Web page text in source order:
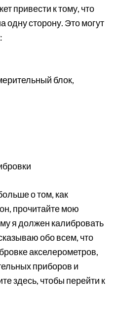
привести к тому, что
одну сторону. Это могут
блок,
о том, как
прочитайте мою
я должен калибровать
обо всем, что
акселерометров,
приборов и
здесь, чтобы перейти к